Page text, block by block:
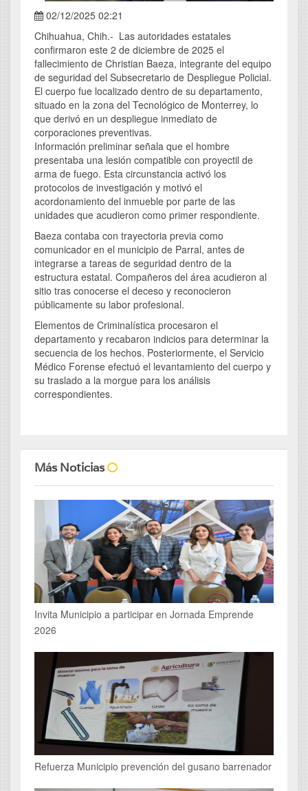
02/12/2025 02:21
Chihuahua, Chih.- Las autoridades estatales
confirmaron este 2 de diciembre de 2025 el
fallecimiento de Christian Baeza, integrante del equipo
de seguridad del Subsecretario de Despliegue Policial.
El cuerpo fue localizado dentro de su departamento,
situado en la zona del Tecnológico de Monterrey, lo
que derivó en un despliegue inmediato de
corporaciones preventivas.
Información preliminar señala que el hombre
presentaba una lesión compatible con proyectil de
arma de fuego. Esta circunstancia activó los
protocolos de investigación y motivó el
acordonamiento del inmueble por parte de las
unidades que acudieron como primer respondiente.
Baeza contaba con trayectoria previa como
comunicador en el municipio de Parral, antes de
integrarse a tareas de seguridad dentro de la
estructura estatal. Compañeros del área acudieron al
sitio tras conocerse el deceso y reconocieron
públicamente su labor profesional.
Elementos de Criminalística procesaron el
departamento y recabaron indicios para determinar la
secuencia de los hechos. Posteriormente, el Servicio
Médico Forense efectuó el levantamiento del cuerpo y
su traslado a la morgue para los análisis
correspondientes.
Más Noticias
Invita Municipio a participar en Jornada Emprende
2026
Refuerza Municipio prevención del gusano barrenador